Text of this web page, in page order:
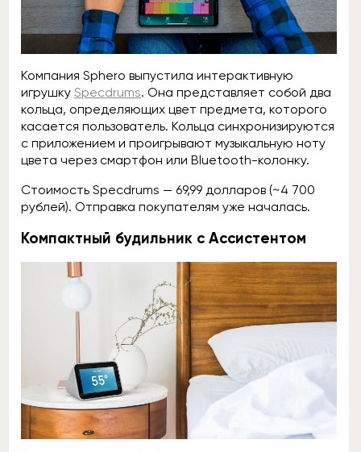
Компания Sphero выпустила интерактивную
игрушку Specdrums. Она представляет собой два
кольца, определяющих цвет предмета, которого
касается пользователь. Кольца синхронизируются
с приложением и проигрывают музыкальную ноту
цвета через смартфон или Bluetooth-колонку.
Стоимость Specdrums — 69,99 долларов (~4 700
рублей). Отправка покупателям уже началась.
Компактный будильник с Ассистентом